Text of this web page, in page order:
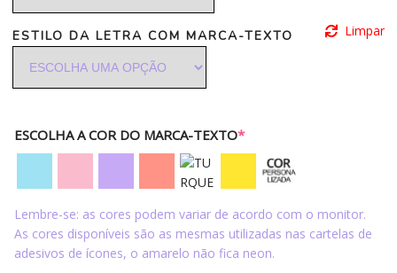
ESTILO DA LETRA COM MARCA-TEXTO Limpar
ESCOLHA A COR DO MARCA-TEXTO*
Lembre-se: as cores podem variar de acordo com o monitor.
As cores disponíveis são as mesmas utilizadas nas cartelas de
adesivos de ícones, o amarelo não fica neon.